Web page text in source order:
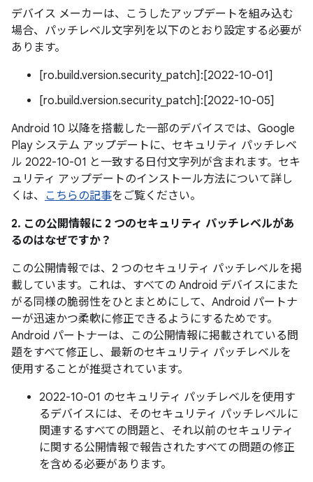
デバイス メーカーは、こうしたアップデートを組み込む
場合、パッチレベル文字列を以下のとおり設定する必要が
あります。
[ro.build.version.security_patch]:[2022-10-01]
[ro.build.version.security_patch]:[2022-10-05]
Android 10 以降を搭載した一部のデバイスでは、Google
Play システム アップデートに、セキュリティ パッチレベ
ル 2022-10-01 と一致する日付文字列が含まれます。セキ
ュリティ アップデートのインストール方法について詳し
くは、 こちらの記事をご覧ください。
2. この公開情報に 2 つのセキュリティ パッチレベルがあ
るのはなぜですか？
この公開情報では、2 つのセキュリティ パッチレベルを掲
載しています。これは、すべての Android デバイスにまた
がる同様の脆弱性をひとまとめにして、Android パートナ
ーが迅速かつ柔軟に修正できるようにするためです。
Android パートナーは、この公開情報に掲載されている問
題をすべて修正し、最新のセキュリティ パッチレベルを
使用することが推奨されています。
2022-10-01 のセキュリティ パッチレベルを使用す
るデバイスには、そのセキュリティ パッチレベルに
関連するすべての問題と、それ以前のセキュリティ
に関する公開情報で報告されたすべての問題の修正
を含める必要があります。